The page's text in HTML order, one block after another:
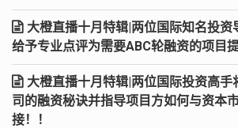
大橙直播十月特辑|两位国际知名投资
给予专业点评为需要ABC轮融资的项目
大橙直播十月特辑|两位国际投资高手
司的融资秘诀并指导项目方如何与资本
接！！